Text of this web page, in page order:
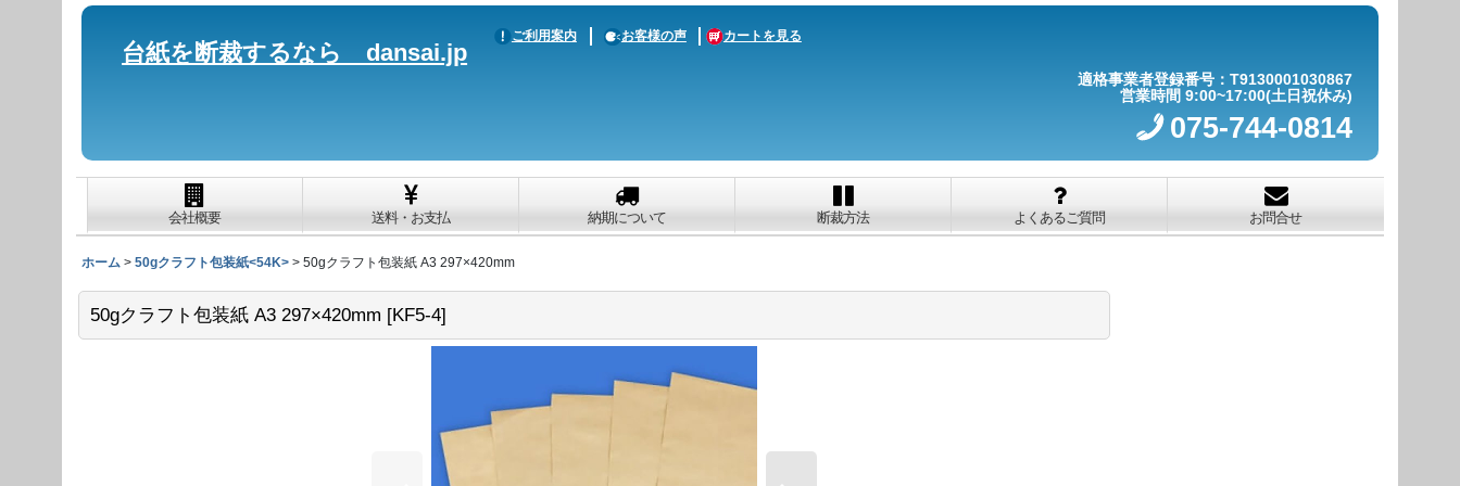
台紙を断裁するなら dansai.jp
ご利用案内 お客様の声 カートを見る
適格事業者登録番号：T9130001030867
営業時間 9:00~17:00(土日祝休み)
075-744-0814
会社概要 送料・お支払 納期について 断裁方法 よくあるご質問 お問合せ
ホーム > 50gクラフト包装紙<54K> > 50gクラフト包装紙 A3 297×420mm
50gクラフト包装紙 A3 297×420mm [KF5-4]